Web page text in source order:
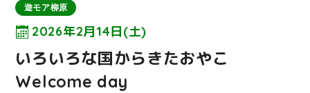
遊モア柳原
2026年2月14日(土)
いろいろな国からきたおやこ
Welcome day